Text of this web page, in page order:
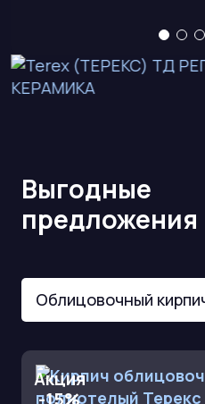
Выгодные
предложения
Облицовочный
Акция